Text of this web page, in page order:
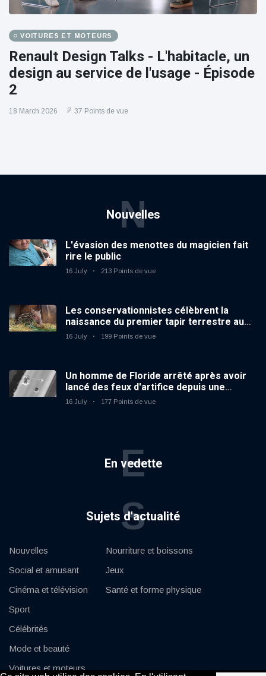
VOITURES ET MOTEURS
Renault Design Talks - L'habitacle, un
design au service de l'usage - Épisode
2
18 March 2026 37 Points de vue
Nouvelles
N
L'évasion des menottes du magicien fait
rire le public
16 July 213 Points de vue
Les conservationnistes célèbrent la
naissance du premier tapir terrestre au
zoo du Royaume-Uni depuis 14 ans
16 July 199 Points de vue
Un homme de Floride arrêté après avoir
lancé des feux d'artifice depuis une
voiture en mouvement
16 July 177 Points de vue
En vedette
E
Sujets d'actualité
S
Nouvelles
Social et amusant
Cinéma et télévision
Sport
Célébrités
Mode et beauté
Voitures et moteurs
Nourriture et boissons
Jeux
Santé et forme physique